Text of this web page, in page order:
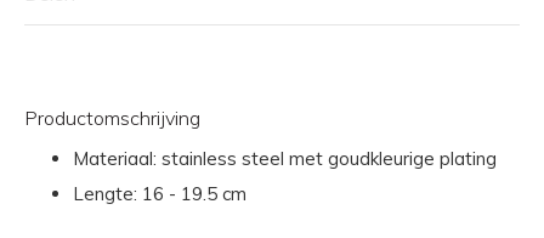
Productomschrijving
Materiaal: stainless steel met goudkleurige plating
Lengte: 16 - 19.5 cm